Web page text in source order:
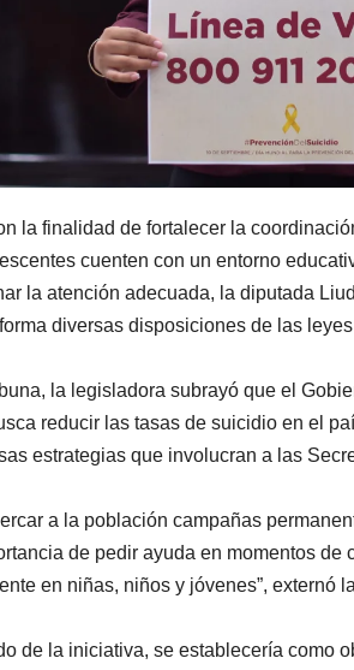
la finalidad de fortalecer la
cuenten con un entorno
la atención adecuada, la diputada
diversas disposiciones de las
la legisladora subrayó que el
reducir las tasas de suicidio en el
estrategias que involucran a las
a la población campañas
de pedir ayuda en momentos
en niñas, niños y jóvenes”, externó
de la iniciativa, se establecería como